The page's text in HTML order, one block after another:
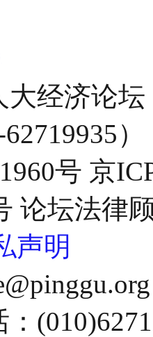
大经济论
）
号 京
论坛法律
声明